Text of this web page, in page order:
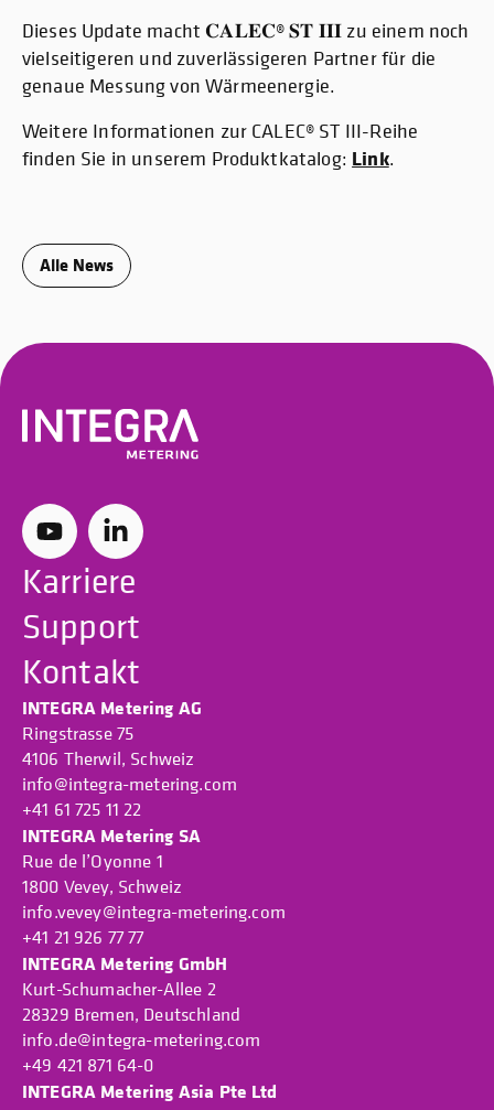
Dieses Update macht 𝐂𝐀𝐋𝐄𝐂® 𝐒𝐓 𝐈𝐈𝐈 zu einem noch
vielseitigeren und zuverlässigeren Partner für die
genaue Messung von Wärmeenergie.
Weitere Informationen zur CALEC® ST III-Reihe
finden Sie in unserem Produktkatalog: Link.
Alle News
Karriere
Support
Kontakt
INTEGRA Metering AG
Ringstrasse 75
4106 Therwil, Schweiz
info@integra-metering.com
+41 61 725 11 22
INTEGRA Metering SA
Rue de l’Oyonne 1
1800 Vevey, Schweiz
info.vevey@integra-metering.com
+41 21 926 77 77
INTEGRA Metering GmbH
Kurt-Schumacher-Allee 2
28329 Bremen, Deutschland
info.de@integra-metering.com
+49 421 871 64-0
INTEGRA Metering Asia Pte Ltd